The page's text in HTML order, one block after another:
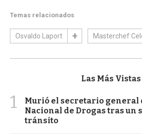
Temas relacionados
Osvaldo Laport Masterchef
Las Más Vistas
1
Murió el secretario general
Nacional de Drogas tras un
tránsito